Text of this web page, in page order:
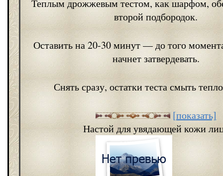
Теплым дрожжевым тестом, как шарфом,
второй подбородок.
Оставить на 20-30 минут — до того
начнет затвердевать.
Снять сразу, остатки теста смыть
[показать]
Настой для увядающей кожи